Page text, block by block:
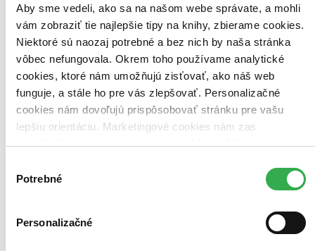
Aby sme vedeli, ako sa na našom webe správate, a mohli
vám zobraziť tie najlepšie tipy na knihy, zbierame cookies.
Niektoré sú naozaj potrebné a bez nich by naša stránka
vôbec nefungovala. Okrem toho používame analytické
cookies, ktoré nám umožňujú zisťovať, ako náš web
funguje, a stále ho pre vás zlepšovať. Personalizačné
cookies nám dovoľujú prispôsobovať stránku pre vašu
lepšiu orientáciu. Marketingové cookies nám zas
umožňujú zobrazenie relevantnej reklamy. Niektoré údaje
keby sme mohli používať všetky tieto cookies. Ďakujeme!
súhlasu
Potrebné
Personalizačné
Zoradiť
Bestsellery
Top hodnotené
Novinky
Najdrahšie
Najlacnejšie
Použité filtre